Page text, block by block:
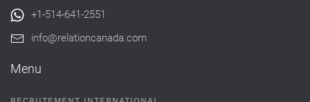
+1-514-641-2551
info@relationcanada.com
Menu